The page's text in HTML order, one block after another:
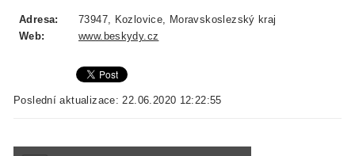
Adresa:
73947, Kozlovice, Moravskoslezský kraj
Web:
www.beskydy.cz
Poslední aktualizace: 22.06.2020 12:22:55